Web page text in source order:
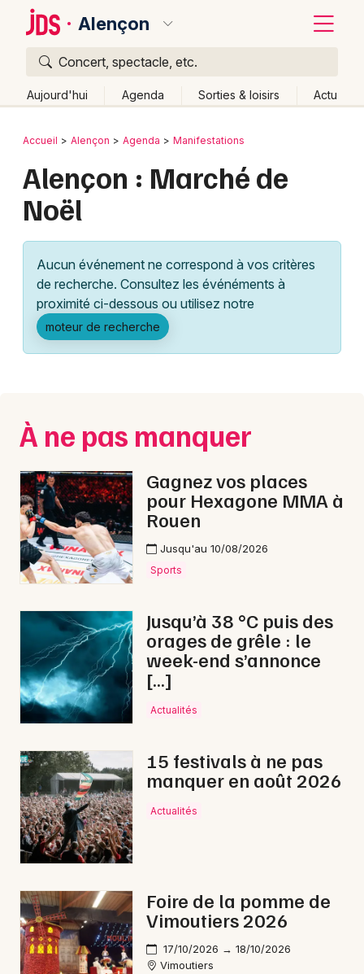
Alençon
Concert, spectacle, etc.
Aujourd'hui Agenda Sorties & loisirs Actu
Publier un événement
Grands événements
Activité & Expérience
Manifestations
Foires & salons
Concerts
Sports
Soirées
Sorties famille
Sorties & loisirs
Marché de Noël dans l' Orne
Marché de Noël en Basse-Normandie
Marché de Noël en Normandie
Newsletter des sorties
Artistes en tournée
Actus à Alençon
Magazine à Alençon
Bordeaux
Colmar
Lille
Lyon
Marseille
Mulhouse
Nice
Paris
Strasbourg
Toulouse
Toutes les villes
Retour
Accueil Alençon Agenda Manifestations
Alençon : Marché de
Noël
Aucun événement ne correspond à vos critères
de recherche. Consultez les événéments à
proximité ci-dessous ou utilisez notre
moteur de recherche
À ne pas manquer
Gagnez vos places
pour Hexagone MMA à
Rouen
Jusqu'au 10/08/2026
Sports
Jusqu’à 38 °C puis des
orages de grêle : le
week-end s’annonce
[…]
Actualités
15 festivals à ne pas
manquer en août 2026
Actualités
Foire de la pomme de
Vimoutiers 2026
17/10/2026 → 18/10/2026
Vimoutiers
Quoi ?
Où ?
Partout
Près de moi Changer de lieu
Quand ?
Aujourd'hui
Demain Ce week-end Autre